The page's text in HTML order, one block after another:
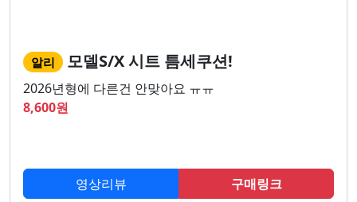
알리 모델S/X 시트 틈세쿠션!
2026년형에 다른건 안맞아요 ㅠㅠ
8,600원
영상리뷰 구매링크